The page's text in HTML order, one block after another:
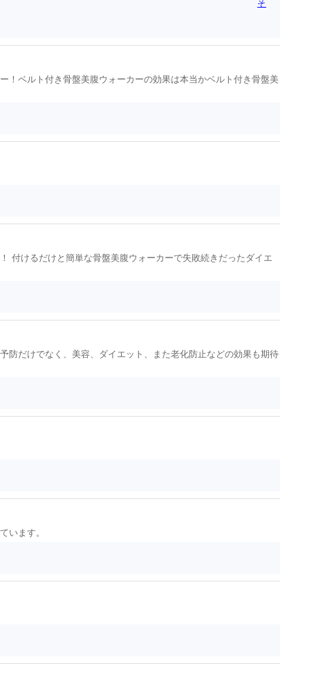
そ
！ベルト付き骨盤美腹ウォーカーの効果は本当かベルト付き骨盤美
付けるだけと簡単な骨盤美腹ウォーカーで失敗続きだったダイエ
防だけでなく、美容、ダイエット、また老化防止などの効果も期待
います。